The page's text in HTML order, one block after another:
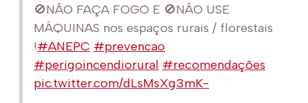
🚫NÃO FAÇA FOGO E 🚫NÃO USE
MÁQUINAS nos espaços rurais / florestais
!#ANEPC #prevencao
#perigoincendiorural #recomendações
pic.twitter.com/dLsMsXg3mK-